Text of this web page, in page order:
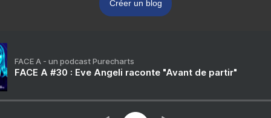
Créer un blog
FACE A - un podcast Purecharts
FACE A #30 : Eve Angeli raconte "Avant de partir"